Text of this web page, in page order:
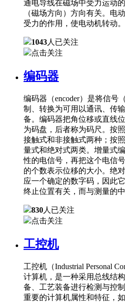
通电导线在磁场中受力运动
（磁场方向）方向有关。电
受力的作用，使电动机转动。
1043人已关注
点击关注
编码器
编码器（encoder）是将信号
制、转换为可用以通讯、传
备。编码器把角位移或直线
为码盘，后者称为码尺。按
接触式和非接触式两种；按
量式和绝对式两类。增量式
性的电信号，再把这个电信
的个数表示位移的大小。绝
应一个确定的数字码，因此
终止位置有关，而与测量的中
830人已关注
点击关注
工控机
工控机（Industrial Personal
计算机，是一种采用总线结
备、工艺装备进行检测与控
重要的计算机属性和特征，